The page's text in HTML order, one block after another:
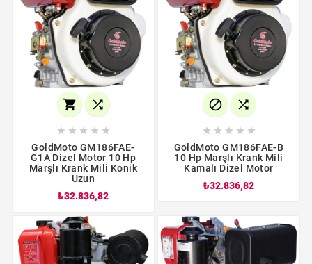
 
    
GoldMoto GM186FAE-
G1A Dizel Motor 10 Hp
Marşlı Krank Mili Konik
Uzun
₺32.836,82
 
    
GoldMoto GM186FAE-B
10 Hp Marşlı Krank Mili
Kamalı Dizel Motor
₺32.836,82